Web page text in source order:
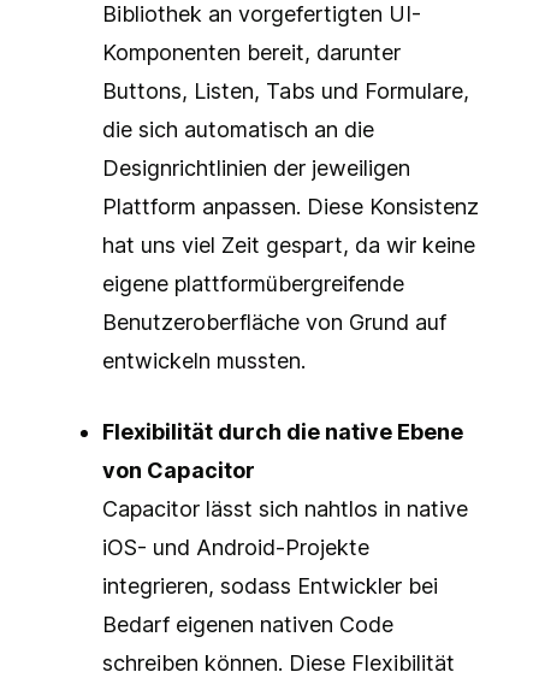
Bibliothek an vorgefertigten UI-
Komponenten bereit, darunter
Buttons, Listen, Tabs und Formulare,
die sich automatisch an die
Designrichtlinien der jeweiligen
Plattform anpassen. Diese Konsistenz
hat uns viel Zeit gespart, da wir keine
eigene plattformübergreifende
Benutzeroberfläche von Grund auf
entwickeln mussten.
Flexibilität durch die native Ebene
von Capacitor
Capacitor lässt sich nahtlos in native
iOS- und Android-Projekte
integrieren, sodass Entwickler bei
Bedarf eigenen nativen Code
schreiben können. Diese Flexibilität